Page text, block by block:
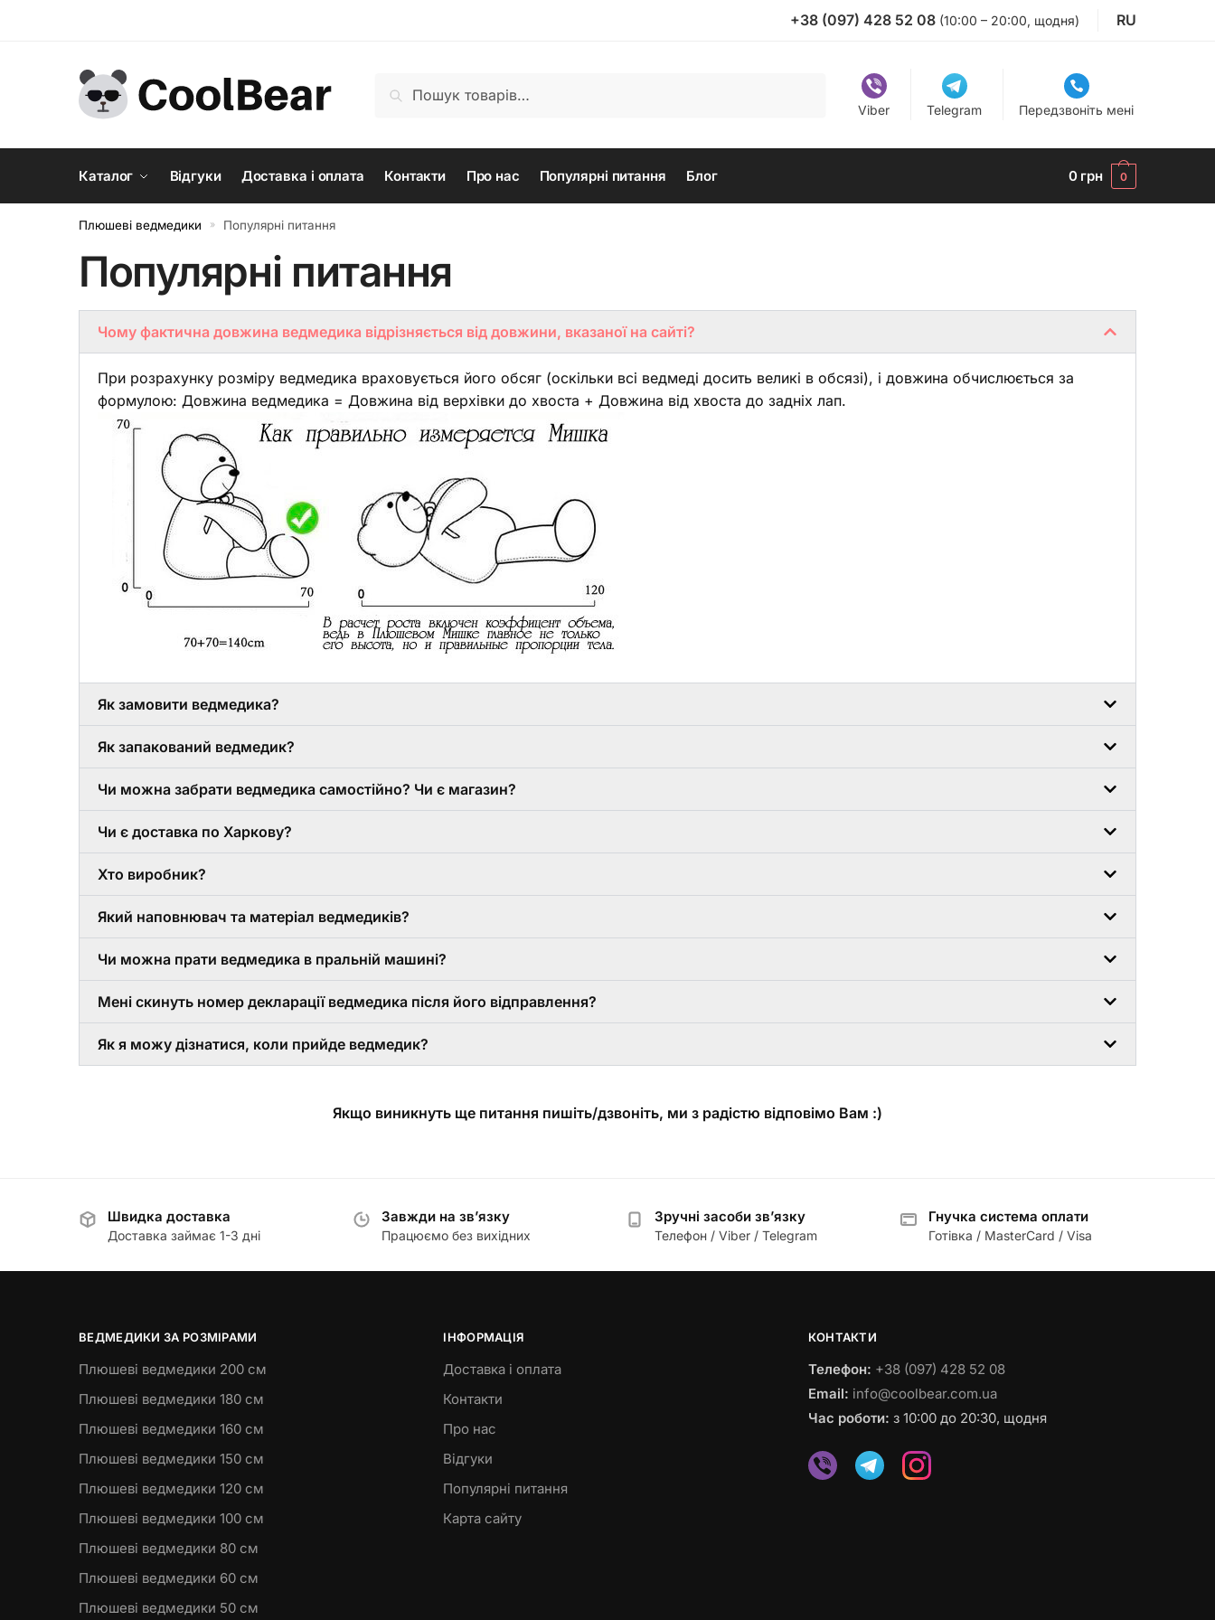
+38 (097) 428 52 08 (10:00 – 20:00, щодня) RU
Шукати
Viber Telegram Передзвоніть мені
Каталог Відгуки Доставка і оплата Контакти Про нас Популярні питання Блог 0 грн 0
Плюшеві ведмедики » Популярні питання
Популярні питання
Чому фактична довжина ведмедика відрізняється від довжини, вказаної на сайті?
При розрахунку розміру ведмедика враховується його обсяг (оскільки всі ведмеді досить великі в обсязі), і довжина обчислюється за
формулою: Довжина ведмедика = Довжина від верхівки до хвоста + Довжина від хвоста до задніх лап.
Як замовити ведмедика?
Як запакований ведмедик?
Чи можна забрати ведмедика самостійно? Чи є магазин?
Чи є доставка по Харкову?
Хто виробник?
Який наповнювач та матеріал ведмедиків?
Чи можна прати ведмедика в пральній машині?
Мені скинуть номер декларації ведмедика після його відправлення?
Як я можу дізнатися, коли прийде ведмедик?
Якщо виникнуть ще питання пишіть/дзвоніть, ми з радістю відповімо Вам :)
Швидка доставка
Доставка займає 1-3 дні
Завжди на зв’язку
Працюємо без вихідних
Зручні засоби зв’язку
Телефон / Viber / Telegram
Гнучка система оплати
Готівка / MasterCard / Visa
ВЕДМЕДИКИ ЗА РОЗМІРАМИ
Плюшеві ведмедики 200 см
Плюшеві ведмедики 180 см
Плюшеві ведмедики 160 см
Плюшеві ведмедики 150 см
Плюшеві ведмедики 120 см
Плюшеві ведмедики 100 см
Плюшеві ведмедики 80 см
Плюшеві ведмедики 60 см
Плюшеві ведмедики 50 см
ІНФОРМАЦІЯ
Доставка і оплата
Контакти
Про нас
Відгуки
Популярні питання
Карта сайту
КОНТАКТИ
Телефон: +38 (097) 428 52 08
Email: info@coolbear.com.ua
Час роботи: з 10:00 до 20:30, щодня